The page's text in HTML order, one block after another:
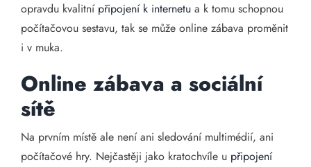
opravdu kvalitní připojení k internetu a k tomu schopnou
počítačovou sestavu, tak se může online zábava proměnit
i v muka.
Online zábava a sociální
sítě
Na prvním místě ale není ani sledování multimédií, ani
počítačové hry. Nejčastěji jako kratochvíle u připojení